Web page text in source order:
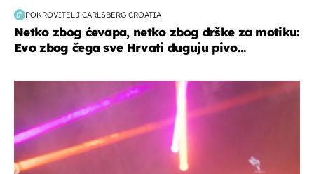
POKROVITELJ CARLSBERG CROATIA
Netko zbog ćevapa, netko zbog drške za motiku:
Evo zbog čega sve Hrvati duguju pivo...